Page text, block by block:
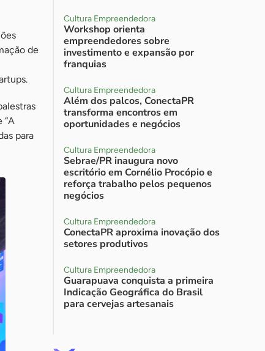
de
“A
para
Cultura Empreendedora
Workshop orienta
empreendedores sobre
investimento e expansão por
franquias
Cultura Empreendedora
Além dos palcos, ConectaPR
transforma encontros em
oportunidades e negócios
Cultura Empreendedora
Sebrae/PR inaugura novo
escritório em Cornélio Procópio e
reforça trabalho pelos pequenos
negócios
Cultura Empreendedora
ConectaPR aproxima inovação dos
setores produtivos
Cultura Empreendedora
Guarapuava conquista a primeira
Indicação Geográfica do Brasil
para cervejas artesanais